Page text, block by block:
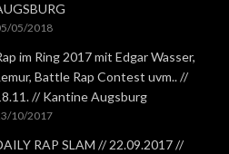
05/2018
im Ring 2017 mit Edgar Wasser,
Battle Rap Contest uvm.. //
// Kantine Augsburg
10/2017
RAP SLAM // 22.09.2017 //